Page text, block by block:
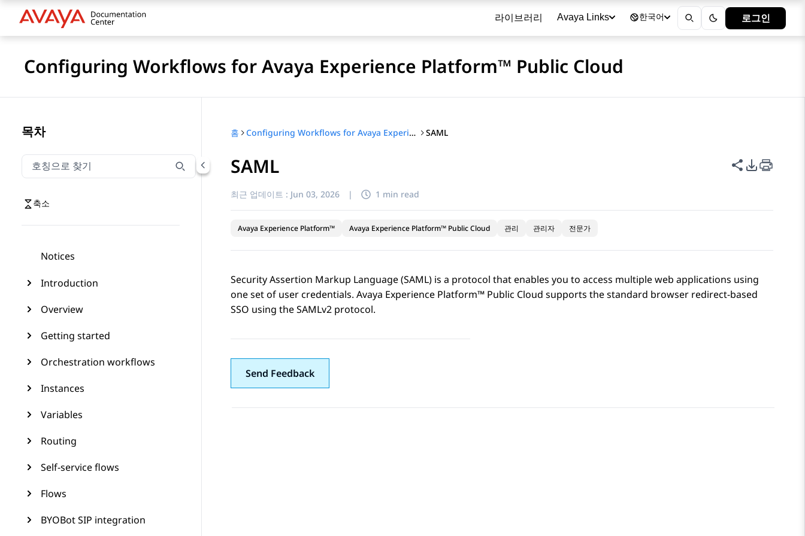
라이브러리 Avaya Links 한국어 로그인
Configuring Workflows for Avaya Experience Platform™ Public Cloud
목차
호칭으로 찾기
호칭으로 찾기 항목을 필터링하려면 입력합니다.
축소
Notices
Introduction
Overview
Getting started
Orchestration workflows
Instances
Variables
Routing
Self-service flows
Flows
BYOBot SIP integration
홈 Configuring Workflows for Avaya Experience Platform™ Public Cloud SAML
SAML 이 페이지 공
PDF 내보
최근 업데이트 : Jun 03, 2026 | 1 min read
Avaya Experience Platform™ Avaya Experience Platform™ Public Cloud 관리 관리자 전문가
Security Assertion Markup Language (SAML) is a protocol that enables you to access multiple web applications using
one set of user credentials. Avaya Experience Platform™ Public Cloud supports the standard browser redirect-based
SSO using the SAMLv2 protocol.
Send Feedback